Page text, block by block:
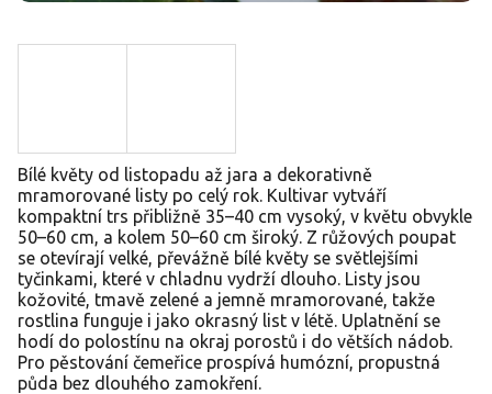
Bílé květy od listopadu až jara a dekorativně
mramorované listy po celý rok. Kultivar vytváří
kompaktní trs přibližně 35–40 cm vysoký, v květu obvykle
50–60 cm, a kolem 50–60 cm široký. Z růžových poupat
se otevírají velké, převážně bílé květy se světlejšími
tyčinkami, které v chladnu vydrží dlouho. Listy jsou
kožovité, tmavě zelené a jemně mramorované, takže
rostlina funguje i jako okrasný list v létě. Uplatnění se
hodí do polostínu na okraj porostů i do větších nádob.
Pro pěstování čemeřice prospívá humózní, propustná
půda bez dlouhého zamokření.